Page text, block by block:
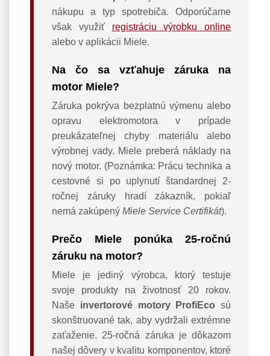
nákupu a typ spotrebiča. Odporúčame
však využiť registráciu výrobku online
alebo v aplikácii Miele.
Na čo sa vzťahuje záruka na
motor Miele?
Záruka pokrýva bezplatnú výmenu alebo
opravu elektromotora v prípade
preukázateľnej chyby materiálu alebo
výrobnej vady. Miele preberá náklady na
nový motor. (Poznámka: Prácu technika a
cestovné si po uplynutí štandardnej 2-
ročnej záruky hradí zákazník, pokiaľ
nemá zakúpený Miele Service Certifikát).
Prečo Miele ponúka 25-ročnú
záruku na motor?
Miele je jediný výrobca, ktorý testuje
svoje produkty na životnosť 20 rokov.
Naše invertorové motory ProfiEco sú
skonštruované tak, aby vydržali extrémne
zaťaženie. 25-ročná záruka je dôkazom
našej dôvery v kvalitu komponentov, ktoré